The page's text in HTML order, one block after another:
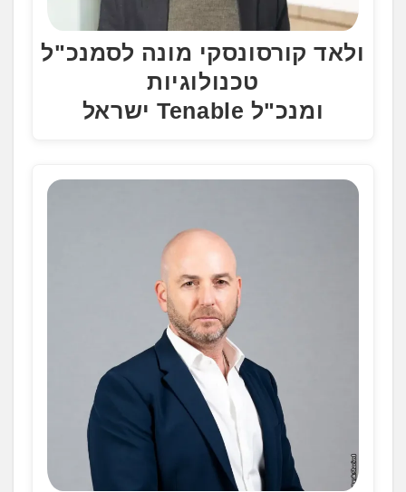
ולאד קורסונסקי מונה לסמנכ"ל
טכנולוגיות
ומנכ"ל Tenable ישראל